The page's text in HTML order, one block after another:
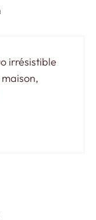
irrésistible